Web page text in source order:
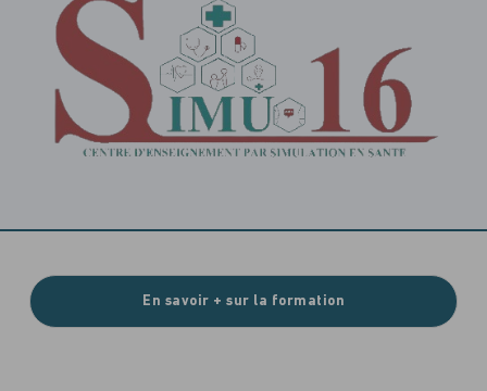
En savoir + sur la formation